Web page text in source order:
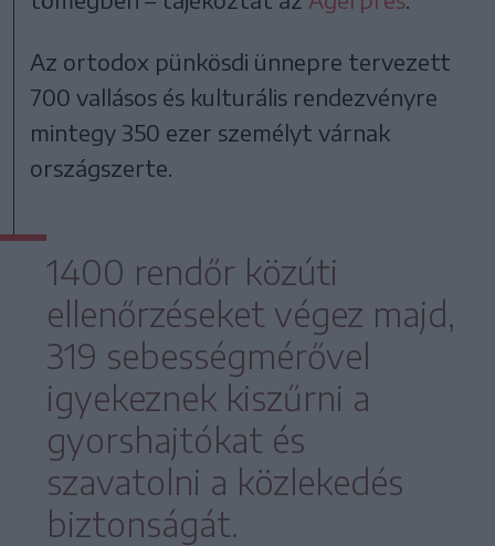
Az ortodox pünkösdi ünnepre tervezett
700 vallásos és kulturális rendezvényre
mintegy 350 ezer személyt várnak
országszerte.
1400 rendőr közúti
ellenőrzéseket végez majd,
319 sebességmérővel
igyekeznek kiszűrni a
gyorshajtókat és
szavatolni a közlekedés
biztonságát.